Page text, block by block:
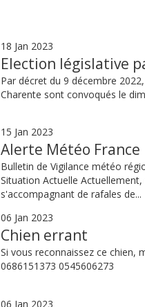
18 Jan 2023
Election législative
Par décret du 9 décembre
Charente sont convoqués le
15 Jan 2023
Alerte Météo France
Bulletin de Vigilance météo
Situation Actuelle
s'accompagnant de rafales de...
06 Jan 2023
Chien errant
Si vous reconnaissez ce chien,
0686151373 0545606273
06 Jan 2023